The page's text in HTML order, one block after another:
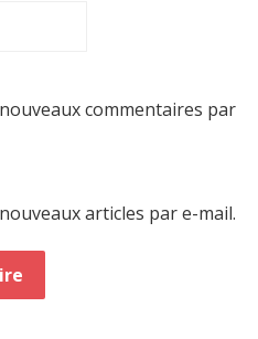
commentaires par
articles par e-mail.